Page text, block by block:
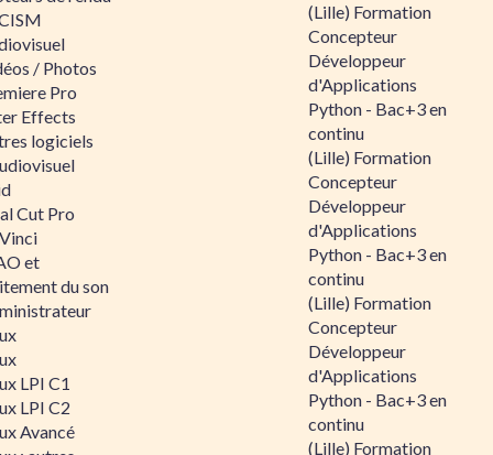
/ Photos
Pro
Effects
logiciels
Cut Pro
et
du son
LPI C1
LPI C2
Avancé
(Lille) Formation
Concepteur
Développeur
d'Applications
Python - Bac+3 en
continu
(Lille) Formation
Concepteur
Développeur
d'Applications
Python - Bac+3 en
continu
(Lille) Formation
Concepteur
Développeur
d'Applications
Python - Bac+3 en
continu
(Lille) Formation